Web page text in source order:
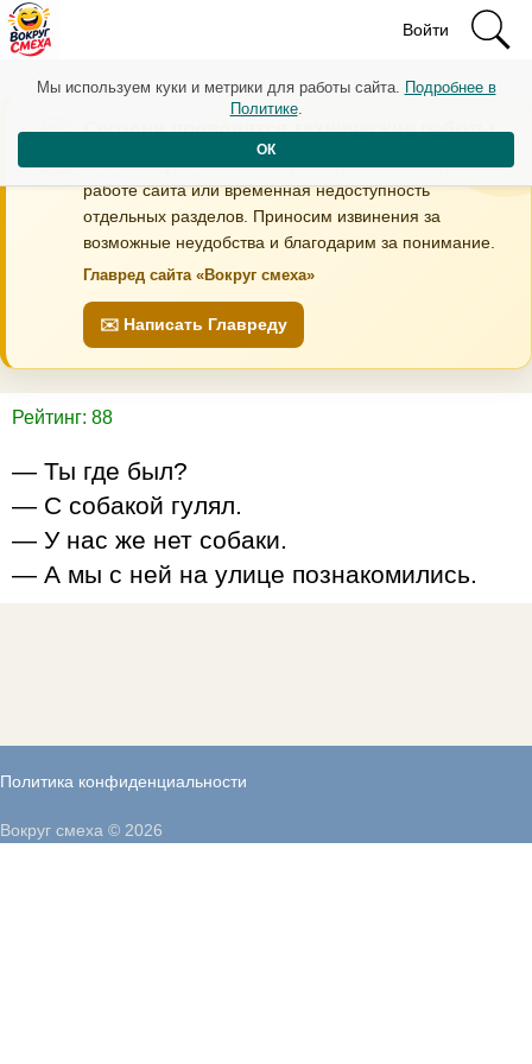
Войти
Сегодня проводятся технические работы
В течение дня возможны кратковременные перебои в
работе сайта или временная недоступность
отдельных разделов. Приносим извинения за
возможные неудобства и благодарим за понимание.
Главред сайта «Вокруг смеха»
✉️ Написать Главреду
Рейтинг: 88
— Ты где был?
— С собакой гулял.
— У нас же нет собаки.
— А мы с ней на улице познакомились.
Политика конфиденциальности
Мы используем куки и метрики для работы сайта. Подробнее в
Политике.
ОК
Вокруг смеха © 2026